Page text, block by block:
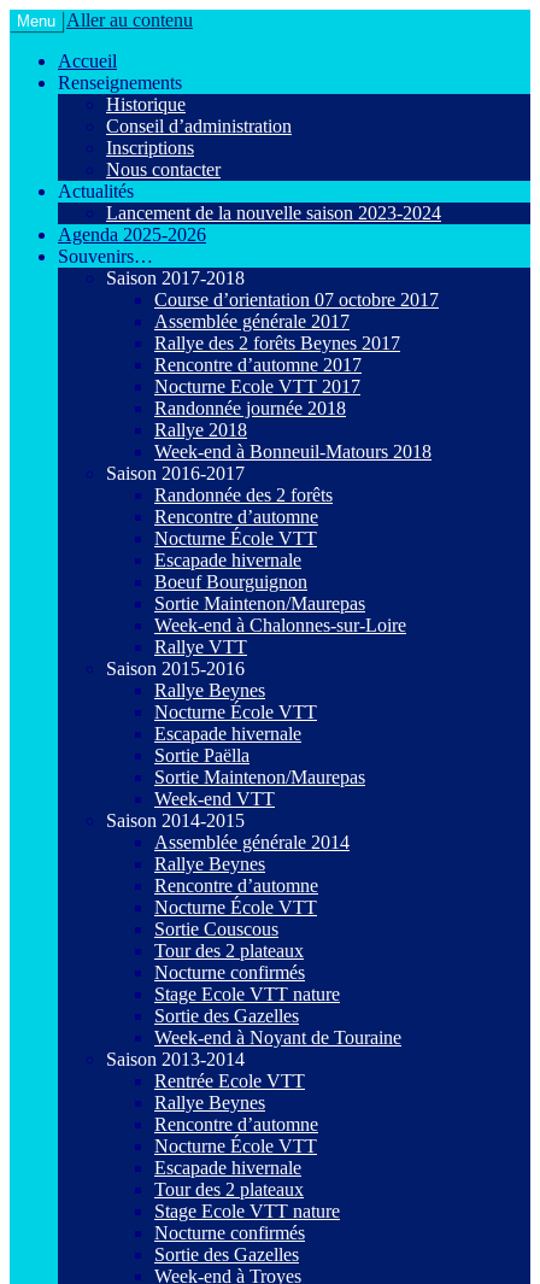
Agiot VTT Maurepas
Le VTT loisir en toute convivialité !
Menu
Aller au contenu
Accueil
Renseignements
Historique
Conseil d’administration
Inscriptions
Nous contacter
Actualités
Lancement de la nouvelle saison 2023-2024
Agenda 2025-2026
Souvenirs…
Saison 2017-2018
Course d’orientation 07 octobre 2017
Assemblée générale 2017
Rallye des 2 forêts Beynes 2017
Rencontre d’automne 2017
Nocturne Ecole VTT 2017
Randonnée journée 2018
Rallye 2018
Week-end à Bonneuil-Matours 2018
Saison 2016-2017
Randonnée des 2 forêts
Rencontre d’automne
Nocturne École VTT
Escapade hivernale
Boeuf Bourguignon
Sortie Maintenon/Maurepas
Week-end à Chalonnes-sur-Loire
Rallye VTT
Saison 2015-2016
Rallye Beynes
Nocturne École VTT
Escapade hivernale
Sortie Paëlla
Sortie Maintenon/Maurepas
Week-end VTT
Saison 2014-2015
Assemblée générale 2014
Rallye Beynes
Rencontre d’automne
Nocturne École VTT
Sortie Couscous
Tour des 2 plateaux
Nocturne confirmés
Stage Ecole VTT nature
Sortie des Gazelles
Week-end à Noyant de Touraine
Saison 2013-2014
Rentrée Ecole VTT
Rallye Beynes
Rencontre d’automne
Nocturne École VTT
Escapade hivernale
Tour des 2 plateaux
Stage Ecole VTT nature
Nocturne confirmés
Sortie des Gazelles
Week-end à Troyes